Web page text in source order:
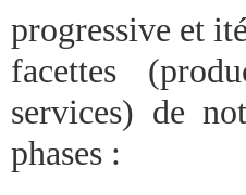
progressive et
facettes
services) de
phases :